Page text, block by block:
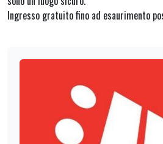
Ingresso gratuito fino ad esaurimento